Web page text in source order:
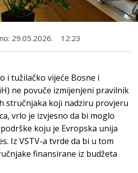
29.05.2026. 12:23
i tužilačko vijeće Bosne i
ne povuče izmijenjeni pravilnik
stručnjaka koji nadziru provjeru
vrlo je izvjesno da bi moglo
koju je Evropska unija
Iz VSTV-a tvrde da bi u tom
finansirane iz budžeta